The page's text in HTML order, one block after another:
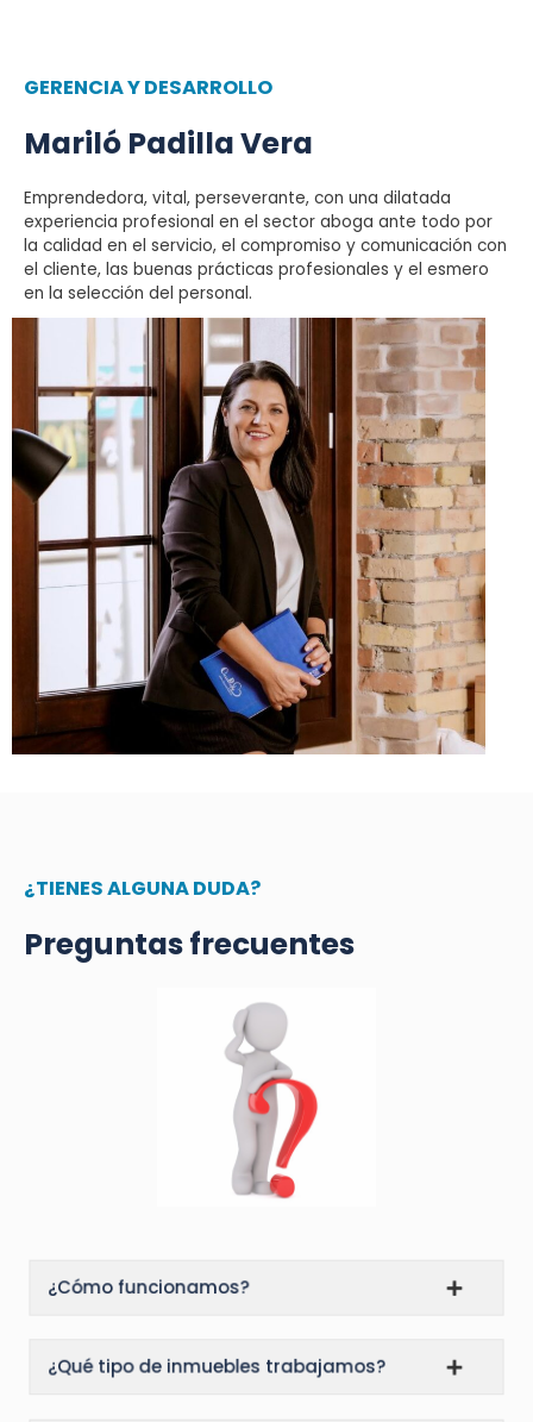
GERENCIA Y DESARROLLO
Mariló Padilla Vera
Emprendedora, vital, perseverante, con una dilatada
experiencia profesional en el sector aboga ante todo por
la calidad en el servicio, el compromiso y comunicación con
el cliente, las buenas prácticas profesionales y el esmero
en la selección del personal.
¿TIENES ALGUNA DUDA?
Preguntas frecuentes
¿Cómo funcionamos?
¿Qué tipo de inmuebles trabajamos?